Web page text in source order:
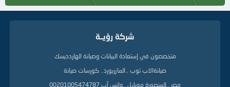
ا
ل
شركة رؤيــة
متخصصون في إستعادة البيانات وصيانة الهاردديسك
صيانةالاب توب ..المازربورد.. كورسات صيانة
مصر ..المنصورة موبايل ..واتس آب 00201005474787